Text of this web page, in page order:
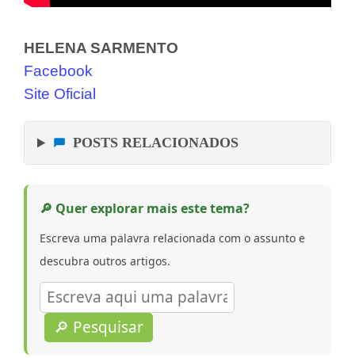
HELENA SARMENTO
Facebook
Site Oficial
POSTS RELACIONADOS
🔎 Quer explorar mais este tema?
Escreva uma palavra relacionada com o assunto e
descubra outros artigos.
🔎 Pesquisar